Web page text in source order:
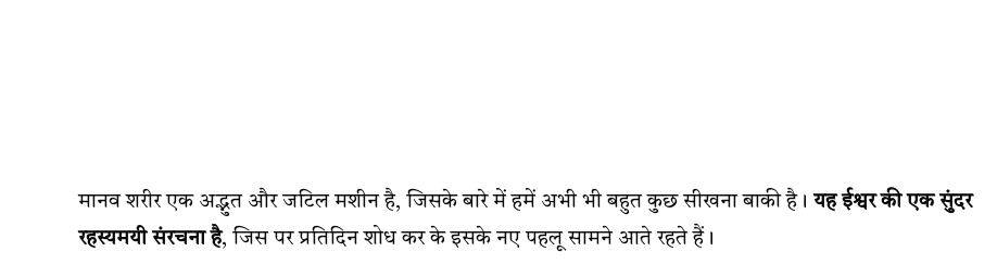
मानव शरीर एक अद्भुत और जटिल मशीन है, जिसके बारे में हमें अभी भी बहुत कुछ सीखना बाकी है। यह ईश्वर की एक सुंदर
रहस्यमयी संरचना है, जिस पर प्रतिदिन शोध कर के इसके नए पहलू सामने आते रहते हैं।